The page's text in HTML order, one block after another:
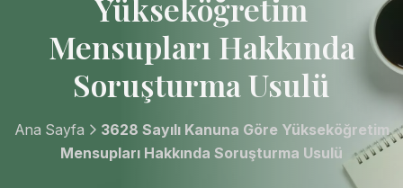
Yükseköğretim
Mensupları Hakkında
Soruşturma Usulü
Ana Sayfa
3628 Sayılı Kanuna Göre Yükseköğretim
Mensupları Hakkında Soruşturma Usulü